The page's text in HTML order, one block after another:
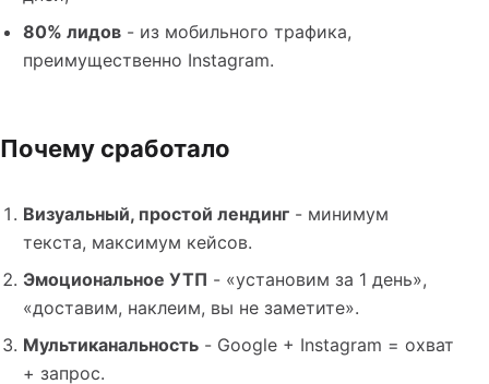
80% лидов- из мобильного трафика,
преимущественно Instagram.
Почему сработало
Визуальный, простой лендинг- минимум
текста, максимум кейсов.
Эмоциональное УТП - «установим за 1 день»,
«доставим, наклеим, вы не заметите».
Мультиканальность- Google + Instagram = охват
+ запрос.